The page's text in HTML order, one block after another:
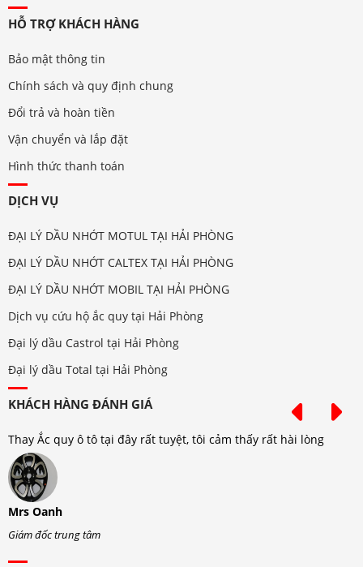
HỖ TRỢ KHÁCH HÀNG
Bảo mật thông tin
Chính sách và quy định chung
Đổi trả và hoàn tiền
Vận chuyển và lắp đặt
Hình thức thanh toán
DỊCH VỤ
ĐẠI LÝ DẦU NHỚT MOTUL TẠI HẢI PHÒNG
ĐẠI LÝ DẦU NHỚT CALTEX TẠI HẢI PHÒNG
ĐẠI LÝ DẦU NHỚT MOBIL TẠI HẢI PHÒNG
Dịch vụ cứu hộ ắc quy tại Hải Phòng
Đại lý dầu Castrol tại Hải Phòng
Đại lý dầu Total tại Hải Phòng
KHÁCH HÀNG ĐÁNH GIÁ
Thay Ắc quy ô tô tại đây rất tuyệt, tôi cảm thấy rất hài lòng
Mrs Oanh
Giám đốc trung tâm